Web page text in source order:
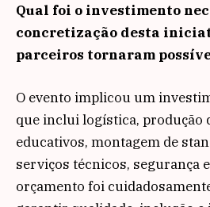
Qual foi o investimento
concretização desta
parceiros tornaram
O evento implicou um
que inclui logística, produção
educativos, montagem de
serviços técnicos, segurança
orçamento foi